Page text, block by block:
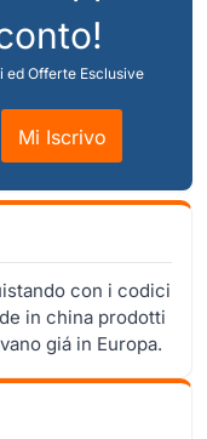
ed Offerte Esclusive
Mi Iscrivo
con i codici
in china prodotti
giá in Europa.